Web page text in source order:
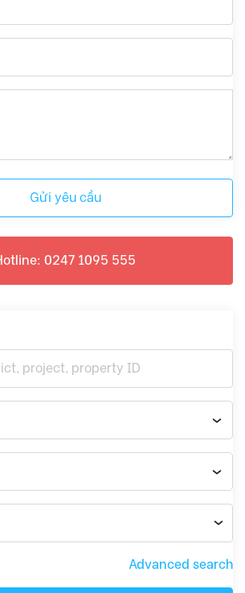
Gửi yêu cầu
0247 1095 555
Advanced search